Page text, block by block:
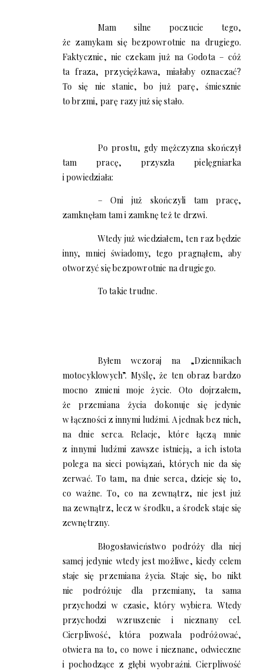
Mam silne poczucie tego,
że zamykam się bezpowrotnie na drugiego.
Faktycznie, nie czekam już na Godota – cóż
ta fraza, przyciężkawa, miałaby oznaczać?
To się nie stanie, bo już parę, śmiesznie
to brzmi, parę razy już się stało.
Po prostu, gdy mężczyzna skończył
tam pracę, przyszła pielęgniarka
i powiedziała:
– Oni już skończyli tam pracę,
zamknęłam tam i zamknę też te drzwi.
Wtedy już wiedziałem, ten raz będzie
inny, mniej świadomy, tego pragnąłem, aby
otworzyć się bezpowrotnie na drugiego.
To takie trudne.
Byłem wczoraj na „Dziennikach
motocyklowych”. Myślę, że ten obraz bardzo
mocno zmieni moje życie. Oto dojrzałem,
że przemiana życia dokonuje się jedynie
w łączności z innymi ludźmi. A jednak bez nich,
na dnie serca. Relacje, które łączą mnie
z innymi ludźmi zawsze istnieją, a ich istota
polega na sieci powiązań, których nie da się
zerwać. To tam, na dnie serca, dzieje się to,
co ważne. To, co na zewnątrz, nie jest już
na zewnątrz, lecz w środku, a środek staje się
zewnętrzny.
Błogosławieństwo podróży dla niej
samej jedynie wtedy jest możliwe, kiedy celem
staje się przemiana życia. Staje się, bo nikt
nie podróżuje dla przemiany, ta sama
przychodzi w czasie, który wybiera. Wtedy
przychodzi wzruszenie i nieznany cel.
Cierpliwość, która pozwala podróżować,
otwiera na to, co nowe i nieznane, odwieczne
i pochodzące z głębi wyobraźni. Cierpliwość